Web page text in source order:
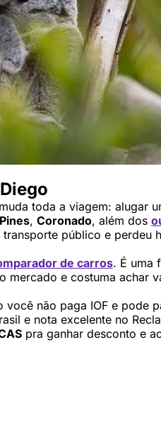
toda a viagem: alugar
, Coronado, além dos
público e perdeu
de carros. É uma
e costuma achar
não paga IOF e pode
e nota excelente no
pra ganhar desconto e